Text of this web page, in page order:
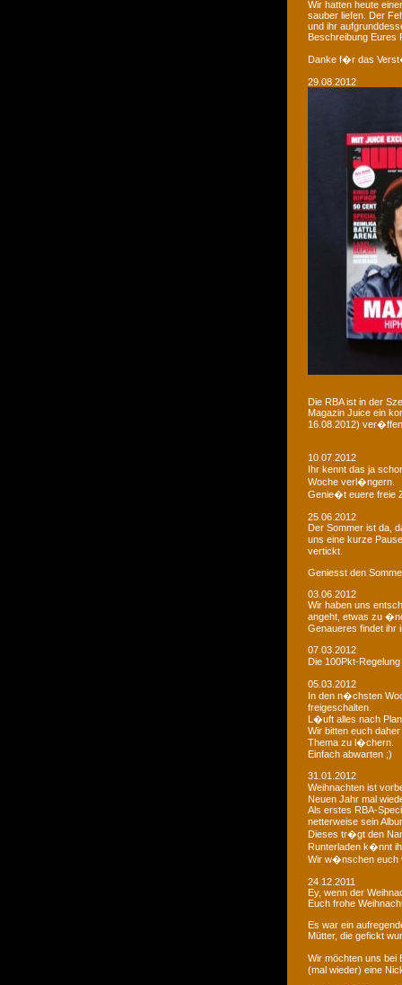
Wir hatten heute
sauber liefen. Der
und ihr
Beschreibung Eures
Danke f�r das
29.08.2012
Die RBA ist in der
Magazin Juice ein
16.08.2012)
10.07.2012
Ihr kennt das ja
Woche verl�ngern.
Genie�t euere freie
25.06.2012
Der Sommer ist da,
uns eine kurze
vertickt.
Geniesst den
03.06.2012
Wir haben uns
angeht, etwas zu
Genaueres findet ihr
07.03.2012
Die 100Pkt-
05.03.2012
In den n�chsten
freigeschalten.
L�uft alles nach
Wir bitten euch
Thema zu l�chern.
Einfach abwarten ;)
31.01.2012
Weihnachten ist
Neuen Jahr mal
Als erstes RBA-
netterweise sein
Dieses tr�gt den
Runterladen k�nnt
Wir w�nschen
24.12.2011
Ey, wenn der
Euch frohe
Es war ein
Mütter, die gefickt
Wir möchten uns bei
(mal wieder) eine